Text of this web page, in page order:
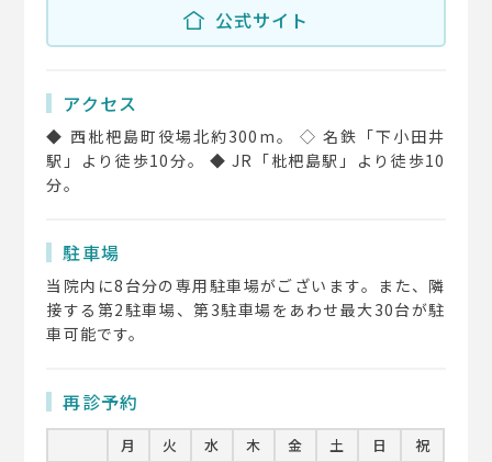
公式サイト
アクセス
◆ 西枇杷島町役場北約300m。 ◇ 名鉄「下小田井
駅」より徒歩10分。 ◆ JR「枇杷島駅」より徒歩10
分。
駐車場
当院内に8台分の専用駐車場がございます。また、隣
接する第2駐車場、第3駐車場をあわせ最大30台が駐
車可能です。
再診予約
月 火 水 木 金 土 日 祝